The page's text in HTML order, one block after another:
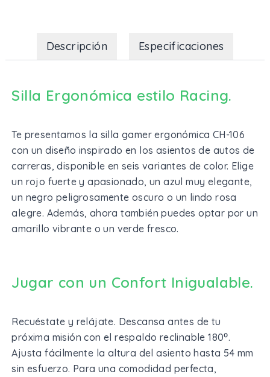
Descripción Especificaciones
Silla Ergonómica estilo Racing.
Te presentamos la silla gamer ergonómica CH-106
con un diseño inspirado en los asientos de autos de
carreras, disponible en seis variantes de color. Elige
un rojo fuerte y apasionado, un azul muy elegante,
un negro peligrosamente oscuro o un lindo rosa
alegre. Además, ahora también puedes optar por un
amarillo vibrante o un verde fresco.
Jugar con un Confort Inigualable.
Recuéstate y relájate. Descansa antes de tu
próxima misión con el respaldo reclinable 180⁰.
Ajusta fácilmente la altura del asiento hasta 54 mm
sin esfuerzo. Para una comodidad perfecta,